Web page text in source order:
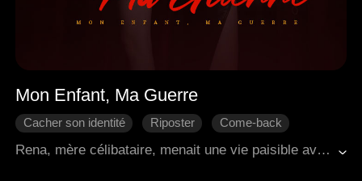
Mon Enfant, Ma Guerre
Cacher son identité Riposter
Come-back
Guerrier
Rena, mère célibataire, menait une vie paisible avec sa fille Mina jusqu'au jour où le riche Dominic blessa cruellement cette dernière. D'une colère fulgurante, Rena exerça la vengeance d'une mère, attirant l'attention des puissants soutiens de Dominic, dont le redoutable Nigel. Une révélation choquante suivit : Nigel était le père biologique de Mina. Lors d'une diffusion télévisée nationale, Mina témoigna courageusement contre son propre père. Sous la protection de Saul, Rena et sa fille parvinrent à briser le complot et embrassèrent un nouveau départ.